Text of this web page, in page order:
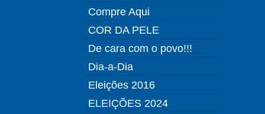
Compre Aqui
COR DA PELE
De cara com o povo!!!
Dia-a-Dia
Eleições 2016
ELEIÇÕES 2024